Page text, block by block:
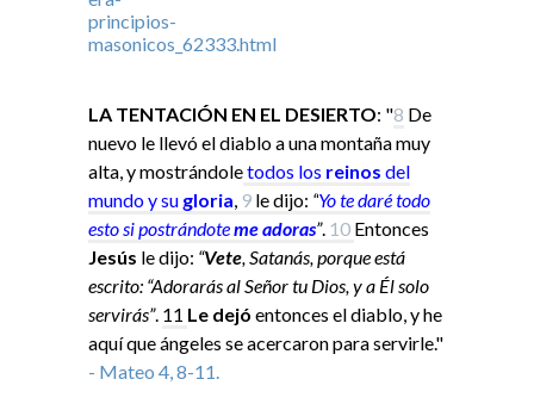
LA TENTACIÓN EN EL DESIERTO: "8 De
nuevo le llevó el diablo a una montaña muy
alta, y mostrándoletodos los reinos del
mundo y su gloria, 9 le dijo: “Yote daré todo
esto sipostrándoteme adoras”. 10 Entonces
Jesús le dijo: “Vete, Satanás, porque está
escrito: “Adorarás al Señor tu Dios, y a Él solo
servirás”. 11 Le dejó entonces el diablo, y he
aquí que ángeles se acercaron para servirle."
- Mateo 4, 8-11.